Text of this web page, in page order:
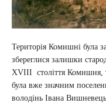
Територія Комишні була
збереглися залишки
XVIII століття Комишня,
була вже значним
володінь Івана